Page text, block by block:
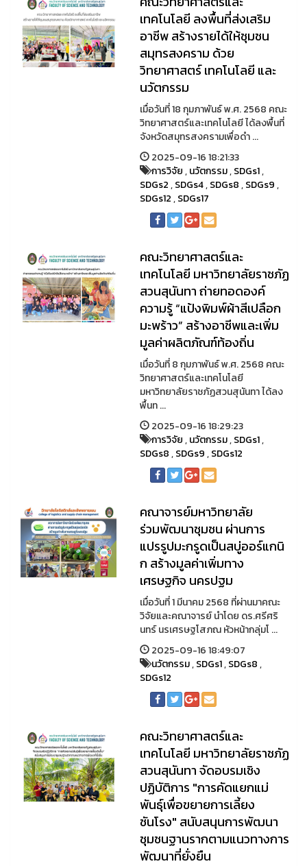
เทคโนโลยี ลงพื้นที่ส่งเสริม
อาชีพ สร้างรายได้ให้ชุมชน
สมุทรสงคราม ด้วย
วิทยาศาสตร์ เทคโนโลยี และ
นวัตกรรม
เมื่อวันที่ 18 กุมภาพันธ์ พ.ศ. 2568 คณะ
วิทยาศาสตร์และเทคโนโลยี ได้ลงพื้นที่
จังหวัดสมุทรสงครามเพื่อดำ ...
2025-09-16 18:21:33
การวิจัย,นวัตกรรม,SDGs1,
SDGs2,SDGs4,SDGs8,SDGs9,
SDGs12,SDGs17
คณะวิทยาศาสตร์และ
เทคโนโลยี มหาวิทยาลัยราชภัฏ
สวนสุนันทา ถ่ายทอดองค์
ความรู้ “แป้งพิมพ์ผ้าสีเปลือก
มะพร้าว” สร้างอาชีพและเพิ่ม
มูลค่าผลิตภัณฑ์ท้องถิ่น
เมื่อวันที่ 8 กุมภาพันธ์ พ.ศ. 2568 คณะ
วิทยาศาสตร์และเทคโนโลยี
มหาวิทยาลัยราชภัฏสวนสุนันทา ได้ลง
พื้นท ...
2025-09-16 18:29:23
การวิจัย,นวัตกรรม,SDGs1,
SDGs8,SDGs9,SDGs12
คณาจารย์มหาวิทยาลัย
ร่วมพัฒนาชุมชน ผ่านการ
แปรรูปมะกรูดเป็นสบู่ออร์แกนิ
ก สร้างมูลค่าเพิ่มทาง
เศรษฐกิจ นครปฐม
เมื่อวันที่ 1 มีนาคม 2568 ที่ผ่านมาคณะ
วิจัยและคณาจารย์ นำโดย ดร.ศรีศริ
นทร์ นรเศรษฐโสภณ หัวหน้ากลุ่มโ ...
2025-09-16 18:49:07
นวัตกรรม,SDGs1,SDGs8,
SDGs12
คณะวิทยาศาสตร์และ
เทคโนโลยี มหาวิทยาลัยราชภัฏ
สวนสุนันทา จัดอบรมเชิง
ปฏิบัติการ "การคัดแยกแม่
พันธุ์เพื่อขยายการเลี้ยง
ชันโรง" สนับสนุนการพัฒนา
ชุมชนฐานรากตามแนวทางการ
พัฒนาที่ยั่งยืน